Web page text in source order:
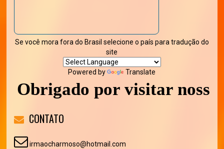
Se você mora fora do Brasil selecione o país para tradução do
site
Powered by Translate
Obrigado por visitar nosso
CONTATO
irmaocharmoso@hotmail.com